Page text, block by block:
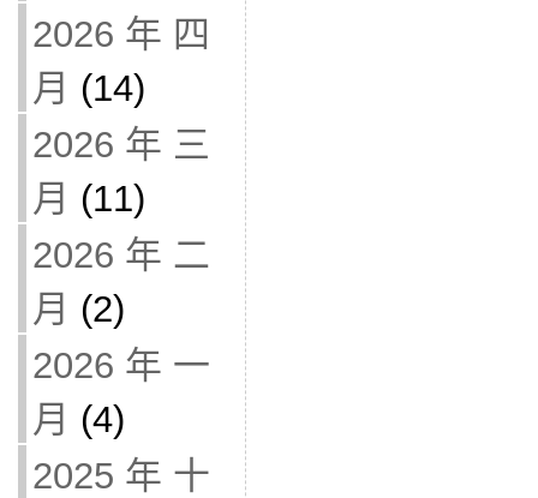
2026 年 四
月 (14)
2026 年 三
月 (11)
2026 年 二
月 (2)
2026 年 一
月 (4)
2025 年 十